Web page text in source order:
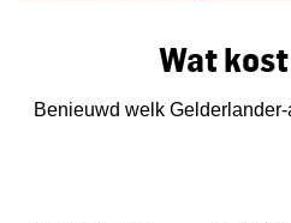
Wat
Benieuwd welk